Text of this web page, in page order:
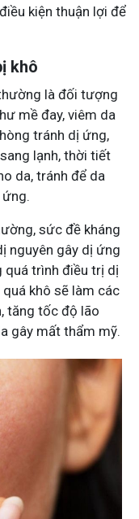
kiện thuận lợi để
khô
là đối tượng
mề đay, viêm da
tránh dị ứng,
lạnh, thời tiết
da, tránh để da
sức đề kháng
nguyên gây dị ứng
quá trình điều trị dị
khô sẽ làm các
tăng tốc độ lão
gây mất thẩm mỹ.